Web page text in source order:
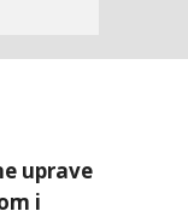
uprave
i